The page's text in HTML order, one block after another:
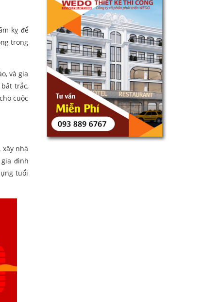
kỵ để
trong
và gia
trắc,
cuộc
nhà
đình
tuổi